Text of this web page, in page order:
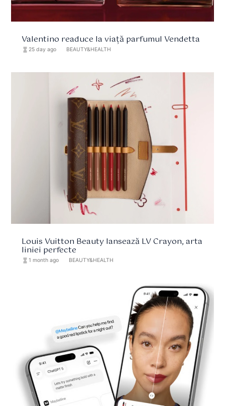
Valentino readuce la viață parfumul Vendetta
hourglass_full 25 day ago BEAUTY&HEALTH
Louis Vuitton Beauty lansează LV Crayon, arta
liniei perfecte
hourglass_full 1 month ago BEAUTY&HEALTH